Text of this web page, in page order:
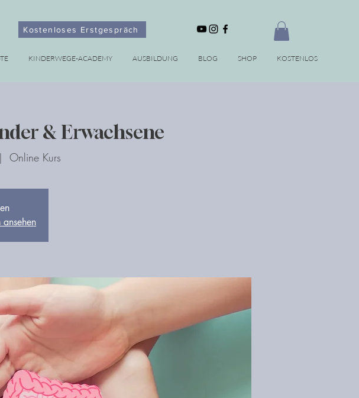
Kostenloses Erstgespräch
KINDERWEGE-ACADEMY AUSBILDUNG BLOG SHOP KOSTENLOS
& Erwachsene
Online Kurs
ansehen